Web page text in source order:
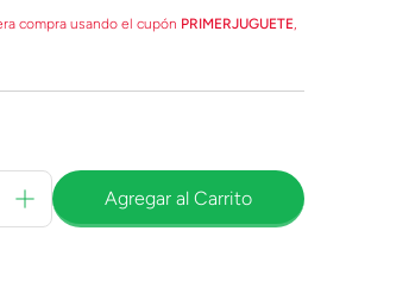
compra usando el cupón PRIMERJUGUETE,
Agregar al Carrito